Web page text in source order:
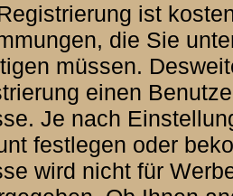
ist
die Sie
müssen.
einen
Je nach
festlegen oder
wird nicht für